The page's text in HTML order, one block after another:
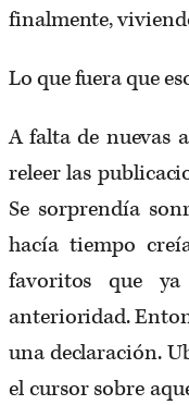
finalmente,
Lo que fuera que
A falta de nuevas
releer las
Se sorprendía
hacía tiempo
favoritos que
anterioridad.
una declaración.
el cursor sobre